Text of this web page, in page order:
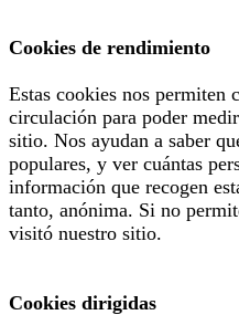
Cookies de rendimiento
Estas cookies nos permiten
circulación para poder
sitio. Nos ayudan a saber
populares, y ver cuántas
información que recogen
tanto, anónima. Si no
visitó nuestro sitio.
Cookies dirigidas